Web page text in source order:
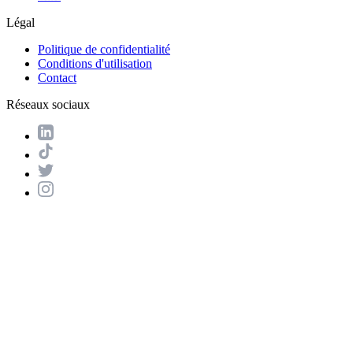
Légal
Politique de confidentialité
Conditions d'utilisation
Contact
Réseaux sociaux